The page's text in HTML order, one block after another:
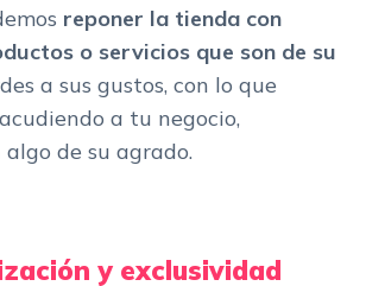
reponer la tienda con
o servicios que son de su
a sus gustos, con lo que
a tu negocio,
de su agrado.
y exclusividad